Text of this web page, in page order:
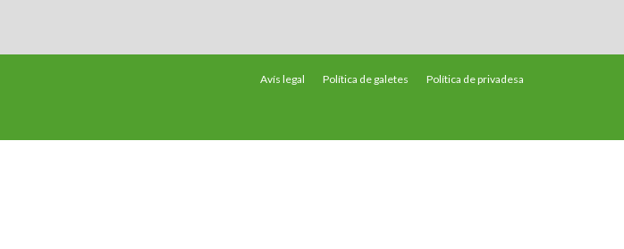
Avís legal Política de galetes Política de privadesa